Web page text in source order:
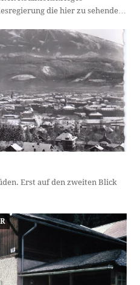
die hier zu sehende…
Erst auf den zweiten Blick